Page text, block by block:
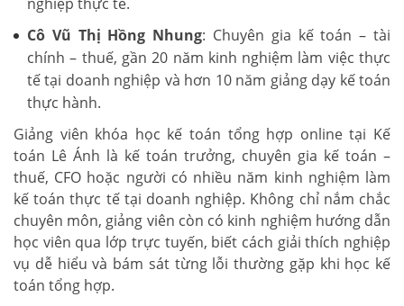
Cô Vũ Thị Hồng Nhung: Chuyên gia kế toán – tài
chính – thuế, gần 20 năm kinh nghiệm làm việc thực
tế tại doanh nghiệp và hơn 10 năm giảng dạy kế toán
thực hành.
Giảng viên khóa học kế toán tổng hợp online tại Kế
toán Lê Ánh là kế toán trưởng, chuyên gia kế toán –
thuế, CFO hoặc người có nhiều năm kinh nghiệm làm
kế toán thực tế tại doanh nghiệp. Không chỉ nắm chắc
chuyên môn, giảng viên còn có kinh nghiệm hướng dẫn
học viên qua lớp trực tuyến, biết cách giải thích nghiệp
vụ dễ hiểu và bám sát từng lỗi thường gặp khi học kế
toán tổng hợp.